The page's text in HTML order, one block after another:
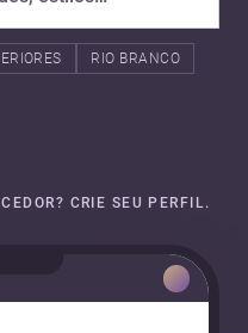
RIO BRANCO
CRIE SEU PERFIL.